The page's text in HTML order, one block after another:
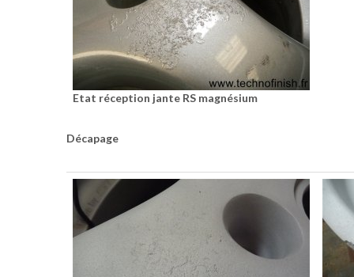
Etat réception jante RS magnésium
Décapage